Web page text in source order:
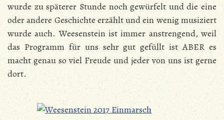
wurde zu späterer Stunde noch gewürfelt und die eine
oder andere Geschichte erzählt und ein wenig musiziert
wurde auch. Weesenstein ist immer anstrengend, weil
das Programm für uns sehr gut gefüllt ist ABER es
macht genau so viel Freude und jeder von uns ist gerne
dort.